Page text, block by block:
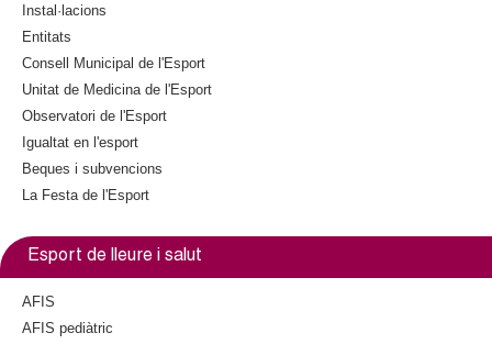
x
t
e
r
n
a
)
Instal·lacions
Entitats
Consell Municipal de l'Esport
Unitat de Medicina de l'Esport
Observatori de l'Esport
Igualtat en l'esport
Beques i subvencions
La Festa de l'Esport
Esport de lleure i salut
AFIS
AFIS pediàtric